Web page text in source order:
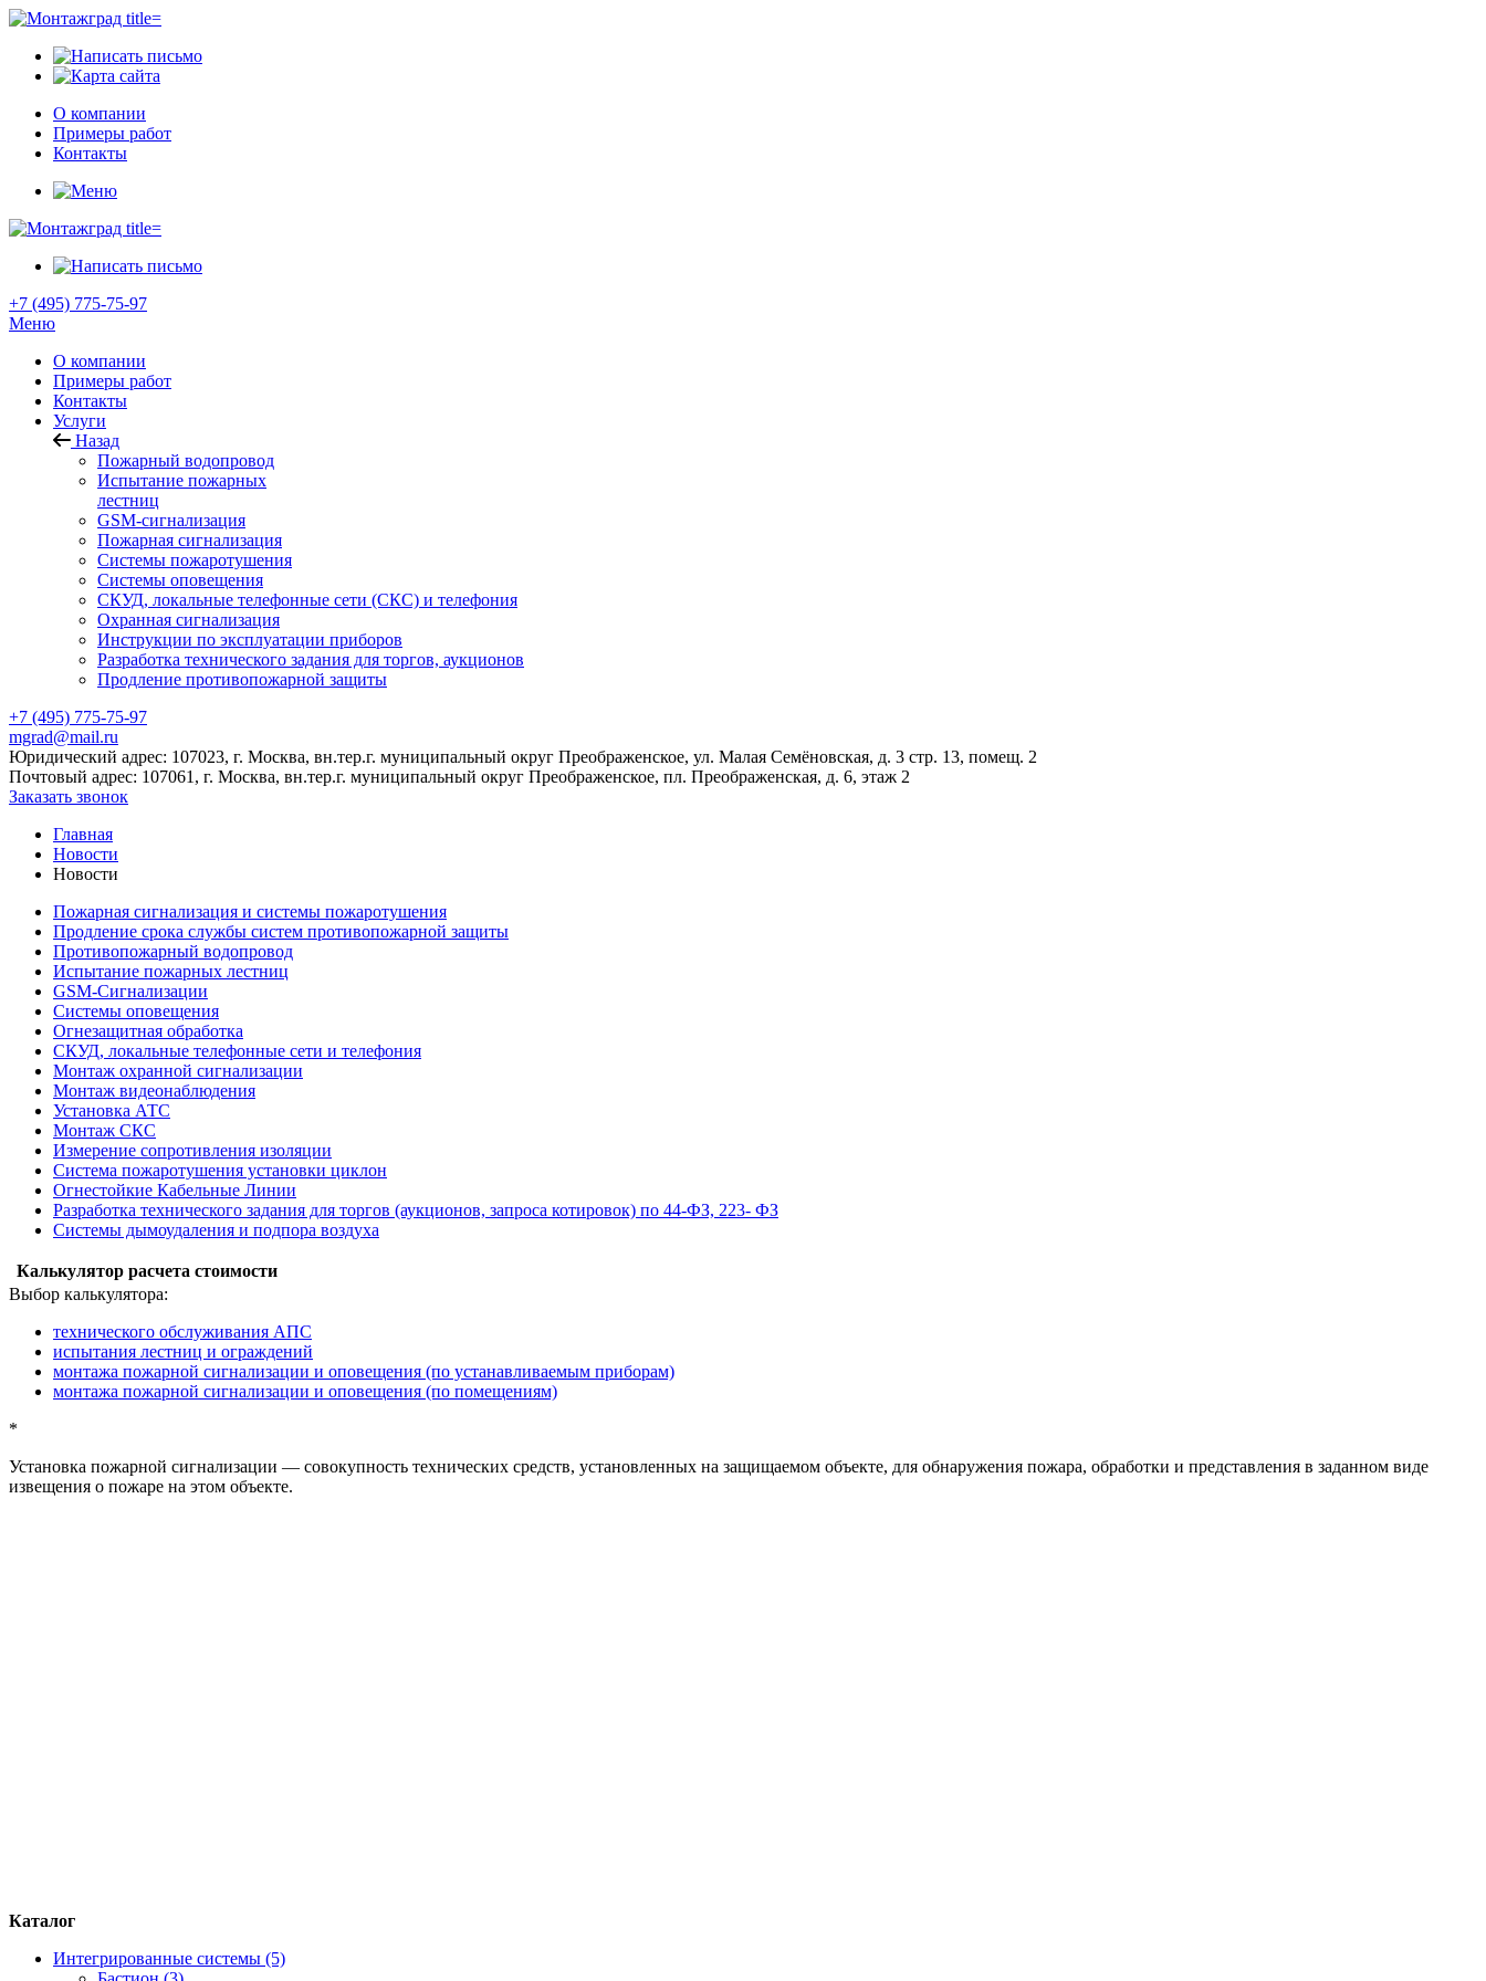
О компании
Примеры работ
Контакты
+7 (495) 775-75-97
Меню
О компании
Примеры работ
Контакты
Услуги
Назад
Пожарный водопровод
Испытание пожарных
лестниц
GSM-сигнализация
Пожарная сигнализация
Системы пожаротушения
Системы оповещения
СКУД, локальные телефонные сети (СКС) и телефония
Охранная сигнализация
Инструкции по эксплуатации приборов
Разработка технического задания для торгов, аукционов
Продление противопожарной защиты
+7 (495) 775-75-97
mgrad@mail.ru
Юридический адрес: 107023, г. Москва, вн.тер.г. муниципальный округ Преображенское, ул. Малая Семёновская, д. 3 стр. 13, помещ. 2
Почтовый адрес: 107061, г. Москва, вн.тер.г. муниципальный округ Преображенское, пл. Преображенская, д. 6, этаж 2
Заказать звонок
Главная
Новости
Новости
Пожарная сигнализация и системы пожаротушения
Продление срока службы систем противопожарной защиты
Противопожарный водопровод
Испытание пожарных лестниц
GSM-Сигнализации
Системы оповещения
Огнезащитная обработка
СКУД, локальные телефонные сети и телефония
Монтаж охранной сигнализации
Монтаж видеонаблюдения
Установка АТС
Монтаж СКС
Измерение сопротивления изоляции
Система пожаротушения установки циклон
Огнестойкие Кабельные Линии
Разработка технического задания для торгов (аукционов, запроса котировок) по 44-ФЗ, 223- ФЗ
Системы дымоудаления и подпора воздуха
Калькулятор расчета стоимости
Выбор калькулятора:
технического обслуживания АПС
испытания лестниц и ограждений
монтажа пожарной сигнализации и оповещения (по устанавливаемым приборам)
монтажа пожарной сигнализации и оповещения (по помещениям)
*
Установка пожарной сигнализации — совокупность технических средств, установленных на защищаемом объекте, для обнаружения пожара, обработки и представления в заданном виде
извещения о пожаре на этом объекте.
Каталог
Интегрированные системы (5)